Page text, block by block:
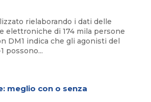
rielaborando i dati delle
elettroniche di 174 mila persone
DM1 indica che gli agonisti del
possono...
meglio con o senza